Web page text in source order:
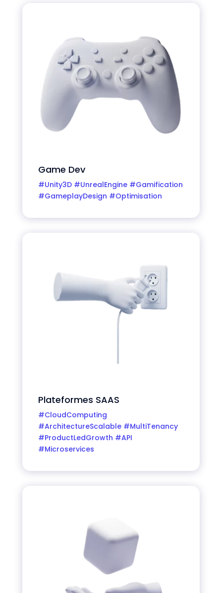
Game Dev
#Unity3D #UnrealEngine #Gamification
#GameplayDesign #Optimisation
Plateformes SAAS
#CloudComputing
#ArchitectureScalable #MultiTenancy
#ProductLedGrowth #API
#Microservices